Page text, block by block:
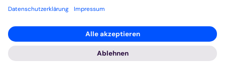
kommunikation@bistum-aachen.de
www.bistum-aachen.de